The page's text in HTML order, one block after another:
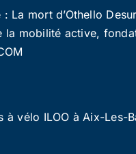
La mort d’Othello
la mobilité active,
à vélo ILOO à Aix-Les-